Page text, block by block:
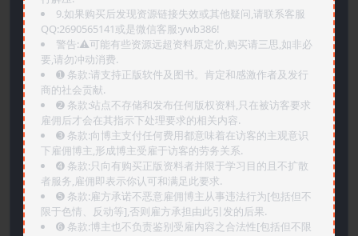
9.如果购买后发现资源链接失效或其他疑问,请联系客服
QQ:2690565141或是微信客服:ywb386!
警告:⚠️可能有些资源远超资料原定价,购买请三思,如非必
要,请勿冲动消费.
➊️ 条款:请支持正版软件及图书。肯定和感激作者及发行
商的社会贡献.
➋️ 条款:站点不存储和发布任何版权资料,只在被访客要求
雇佣后才会在其指示下处理要求的相关内容.
➌️ 条款:向博主支付任何费用都意味着在访客的主观意识
下雇佣博主,形成博主受雇于访客的劳务关系.
➍️ 条款:只向有购买正版资料者并限于学习目的且不扩散
者服务,雇佣即表示你认可和满足此要求.
➎ 条款:雇方承诺不恶意雇佣博主从事违法行为[包括但不
限于色情、反动等],否则雇方承担由此引发的后果.
➏️ 条款:博主也不负责鉴别受雇内容之合法性[包括但不限